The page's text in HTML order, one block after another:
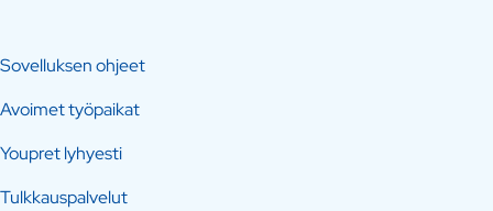
Sovelluksen ohjeet
Avoimet työpaikat
Youpret lyhyesti
Tulkkauspalvelut